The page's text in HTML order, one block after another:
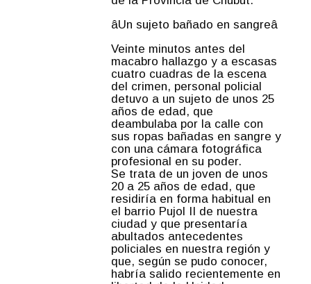
âUn sujeto bañado en sangreâ
Veinte minutos antes del
macabro hallazgo y a escasas
cuatro cuadras de la escena
del crimen, personal policial
detuvo a un sujeto de unos 25
años de edad, que
deambulaba por la calle con
sus ropas bañadas en sangre y
con una cámara fotográfica
profesional en su poder.
Se trata de un joven de unos
20 a 25 años de edad, que
residiría en forma habitual en
el barrio Pujol II de nuestra
ciudad y que presentaría
abultados antecedentes
policiales en nuestra región y
que, según se pudo conocer,
habría salido recientemente en